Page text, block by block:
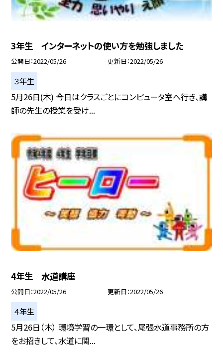
3年生 インターネットの使い方を勉強しました
公開日 2022/05/26 更新日 2022/05/26
３年生
5月26日(木) 今日はクラスごとにコンピュータ室へ行き、講
師の先生の授業を受け...
4年生 水道講座
公開日 2022/05/26 更新日 2022/05/26
４年生
5月26日（木） 環境学習の一環として、尾張水道事務所の方
をお招きして、水道に関...